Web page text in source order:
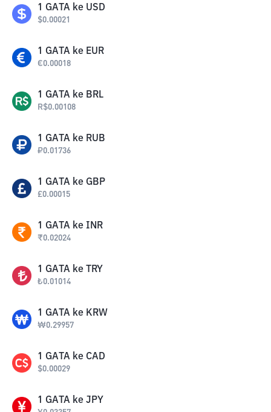
1 GATA ke USD
$0.00021
1 GATA ke EUR
€0.00018
1 GATA ke BRL
R$0.00108
1 GATA ke RUB
₽0.01736
1 GATA ke GBP
£0.00015
1 GATA ke INR
₹0.02024
1 GATA ke TRY
₺0.01014
1 GATA ke KRW
₩0.29957
1 GATA ke CAD
$0.00029
1 GATA ke JPY